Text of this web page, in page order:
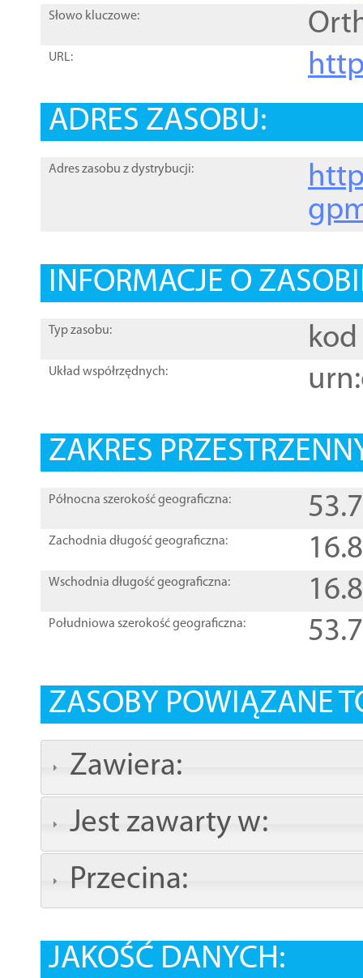
Słowo kluczowe:
URL:
ADRES ZASOBU:
Adres zasobu z dystrybucji:
INFORMACJE O
Typ zasobu: kod
Układ współrzędnych:
ZAKRES
Północna szerokość geograficzna:
Zachodnia długość geograficzna:
Wschodnia długość geograficzna:
Południowa szerokość geograficzna:
ZASOBY POWIĄZANE
Zawiera:
Jest zawarty w:
Przecina:
JAKOŚĆ DANYCH: